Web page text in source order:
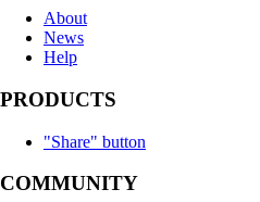
About
News
Help
PRODUCTS
"Share" button
COMMUNITY